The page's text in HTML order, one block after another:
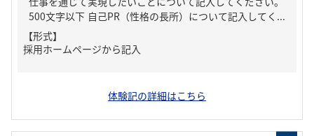
500文字以下 自己PR（性格の長所）について記入してく...
【形式】
採用ホームページから記入
体験記の詳細はこちら